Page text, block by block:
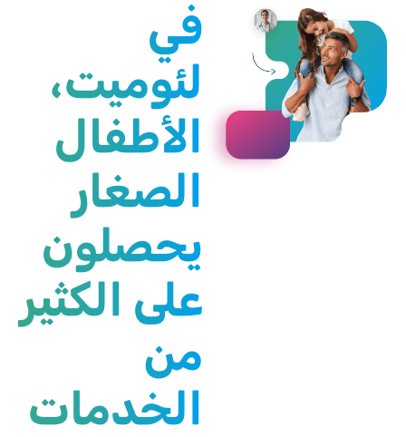
في
لئوميت،
الأطفال
الصغار
يحصلون
على الكثير
من
الخدمات